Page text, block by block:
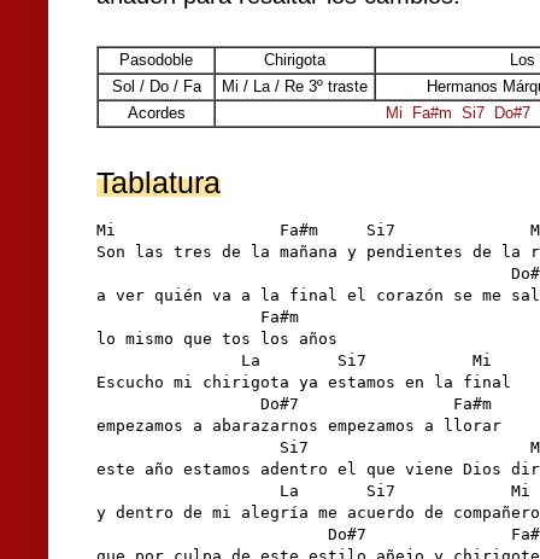
Pasodoble Chirigota
Sol / Do / Fa
Mi / La / Re 3º traste
Hermanos
Acordes
Mi Fa#m Si7 Do#7
Tablatura
Mi                 Fa#m     Si7
Son las tres de la mañana y pendientes de la
a ver quién va a la final el corazón se me
                 Fa#m
lo mismo que tos los años
               La        Si7           Mi
Escucho mi chirigota ya estamos en la final
                 Do#7                Fa#m
empezamos a abarazarnos empezamos a llorar
Si7
este año estamos adentro el que viene Dios
                   La       Si7            Mi
y dentro de mi alegría me acuerdo de
Do#7